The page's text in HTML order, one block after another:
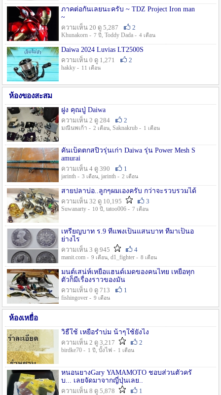
ภาคต่อกันเลยนะครับ ~ TDZ Project Iron man
~
ความเห็น 20 ดู 5,287
2
Khunakorn - 7 ปี , Toddy Dada - 4 เดือน
Daiwa 2024 Luvias LT2500S
ความเห็น 0 ดู 1,271
2
hakky - 11 เดือน
ห้องของสะสม
ฝูง คุณปู่ Daiwa
ความเห็น 2 ดู 284
2
มณีนพเก้า - 2 เดือน, Saknakrub - 1 เดือน
คันเบ็ดตกสปิ๋วรุ่นเก่า Daiwa รุ่น Power Mesh S
amurai
ความเห็น 4 ดู 390
1
jarinth - 3 เดือน, jarinth - 2 เดือน
สายปลาบ่อ..ลูกๆผมเองครับ กว่าจะรวบรวมได้
ความเห็น 32 ดู 10,195
3
Suwanarty - 10 ปี , tatoo006 - 7 เดือน
เหรียญบาท ร.9 ที่แพงเป็นแสนบาท ที่มาเป็นอ
ย่างไร
ความเห็น 3 ดู 945
4
manit.com - 9 เดือน, d1_fighter - 8 เดือน
มนต์เสน่ห์เหยื่อแฮนด์เมดของคนไทย เหยื่อทุก
ตัวก็มีเรื่องราวของมัน
ความเห็น 0 ดู 713
1
fishingover - 9 เดือน
ห้องเหยื่อ
วิธืใช้ เหยื่อรำบ่ม น้าๆใช้ยังไง
ความเห็น 2 ดู 3,217
2
birdke70 - 1 ปี , บั้งไฟ - 1 เดือน
หนอนยางGary YAMAMOTO ชอบส่วนตัวครั
บ... เลยจัดมาจากญี่ปุ่นเลย..
ความเห็น 8 ดู 5,878
1